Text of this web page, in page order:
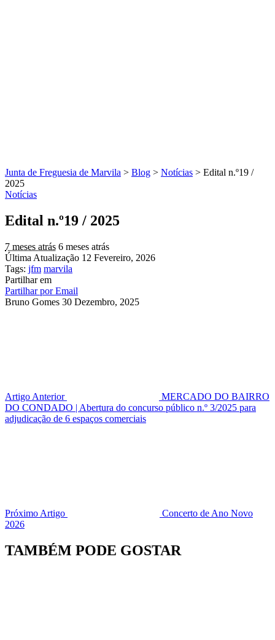
Junta de Freguesia de Marvila > Blog > Notícias > Edital n.º19 /
2025
Notícias
Edital n.º19 / 2025
7 meses atrás 6 meses atrás
Última Atualização 12 Fevereiro, 2026
Tags: jfm marvila
Partilhar em
Partilhar por Email
Bruno Gomes 30 Dezembro, 2025
Artigo Anterior
MERCADO DO BAIRRO
DO CONDADO | Abertura do concurso público n.º 3/2025 para
adjudicação de 6 espaços comerciais
Próximo Artigo
Concerto de Ano Novo
2026
TAMBÉM PODE GOSTAR